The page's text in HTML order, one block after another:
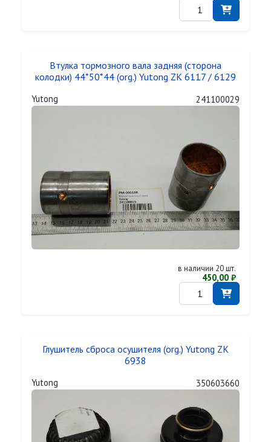
Втулка тормозного вала задняя (сторона
колодки) 44*50*44 (org.) Yutong ZK 6117 / 6129
Yutong 241100029
в наличии 20 шт.
450,00 ₽
Глушитель сброса осушителя (org.) Yutong ZK
6938
Yutong 350603660